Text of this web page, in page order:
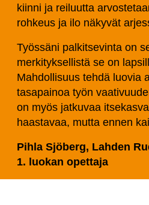
kiinni ja reiluutta
rohkeus ja ilo näkyvät
Työssäni palkitsevinta on
merkityksellistä se on
Mahdollisuus tehdä luovia
tasapainoa työn
on myös jatkuvaa
haastavaa, mutta ennen
Pihla Sjöberg, Lahden
1. luokan opettaja